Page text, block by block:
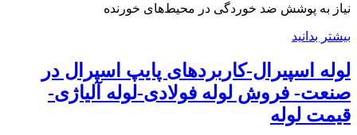
نیاز به پوشش ضد خوردگی در محیط‌های خورنده
بیشتر بدانید
لوله اسپیرال-کاربردهای پایپ اسپرال در
صنعت- فروش لوله فولادی-لوله آلیاژی-
قیمت لوله